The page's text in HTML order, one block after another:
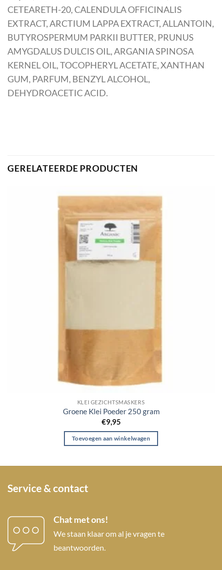
CETEARETH-20, CALENDULA OFFICINALIS
EXTRACT, ARCTIUM LAPPA EXTRACT, ALLANTOIN,
BUTYROSPERMUM PARKII BUTTER, PRUNUS
AMYGDALUS DULCIS OIL, ARGANIA SPINOSA
KERNEL OIL, TOCOPHERYL ACETATE, XANTHAN
GUM, PARFUM, BENZYL ALCOHOL,
DEHYDROACETIC ACID.
GERELATEERDE PRODUCTEN
KLEI GEZICHTSMASKERS
Groene Klei Poeder 250 gram
€9,95
Toevoegen aan winkelwagen
Service & contact
Chat met ons!
We staan klaar om al je vragen te
beantwoorden.